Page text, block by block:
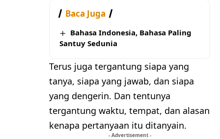
Baca Juga
Bahasa Indonesia, Bahasa Paling
Santuy Sedunia
Terus juga tergantung siapa yang
tanya, siapa yang jawab, dan siapa
yang dengerin. Dan tentunya
tergantung waktu, tempat, dan alasan
kenapa pertanyaan itu ditanyain.
- Advertisement -